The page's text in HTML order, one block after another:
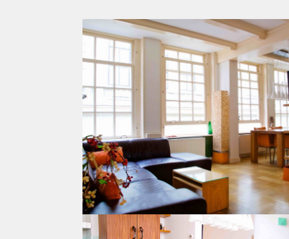
- Perfect for a single expat or couple
- En-suite bathroom
- Fully furnished
- Fully equipped kitchen
- Registration possible
- Luxury kitchen
- Close to public transport
- Wooden floor
- Pets to be discussed
Rental price € 1450,- excluding utilities
Deposit equal to 2 months rent